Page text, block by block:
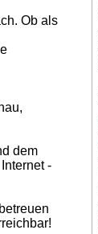
Ob als
dem
-